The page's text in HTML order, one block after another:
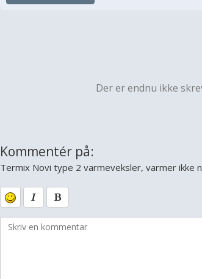
Der er endnu ikke
Kommentér på:
Termix Novi type 2 varmeveksler, varmer ikke